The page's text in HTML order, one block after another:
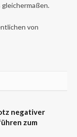
von
negativer
zum